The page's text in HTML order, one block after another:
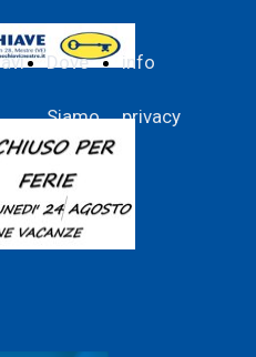
Dove
Siamo
info
privacy